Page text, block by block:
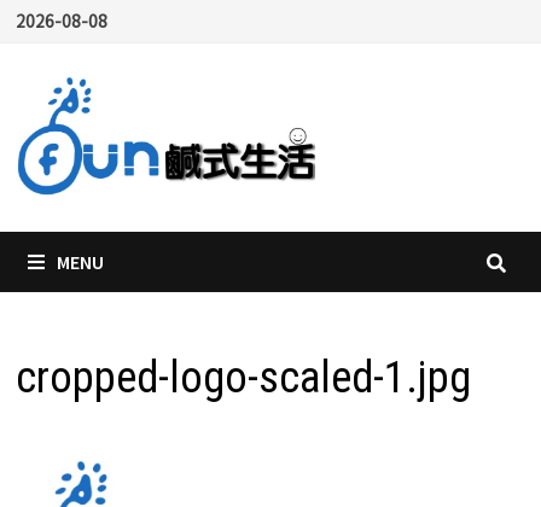
Skip
content
2026-08-08
MENU
cropped-logo-scaled-1.jpg